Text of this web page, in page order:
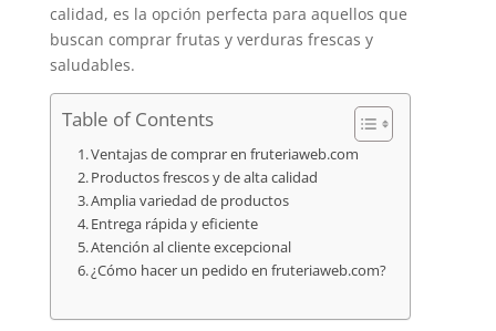
calidad, es la opción perfecta para aquellos que
buscan comprar frutas y verduras frescas y
saludables.
Table of Contents
Ventajas de comprar en fruteriaweb.com
Productos frescos y de alta calidad
Amplia variedad de productos
Entrega rápida y eficiente
Atención al cliente excepcional
¿Cómo hacer un pedido en fruteriaweb.com?